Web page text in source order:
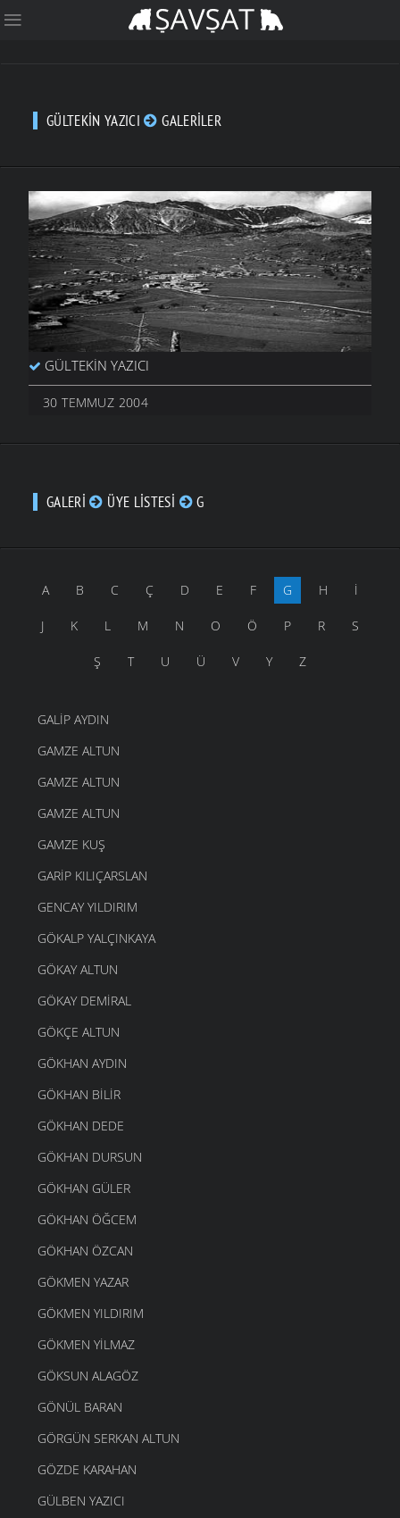
GÜLTEKIN YAZICI GALERILER
GÜLTEKIN YAZICI
30 TEMMUZ 2004
GALERI ÜYE LISTESI G
A B C Ç D E F G H İ
J K L M N O Ö P R S
Ş T U Ü V Y Z
GALIP AYDIN
GAMZE ALTUN
GAMZE ALTUN
GAMZE ALTUN
GAMZE KUŞ
GARIP KILIÇARSLAN
GENCAY YILDIRIM
GÖKALP YALÇINKAYA
GÖKAY ALTUN
GÖKAY DEMIRAL
GÖKÇE ALTUN
GÖKHAN AYDIN
GÖKHAN BILIR
GÖKHAN DEDE
GÖKHAN DURSUN
GÖKHAN GÜLER
GÖKHAN ÖĞCEM
GÖKHAN ÖZCAN
GÖKMEN YAZAR
GÖKMEN YILDIRIM
GÖKMEN YILMAZ
GÖKSUN ALAGÖZ
GÖNÜL BARAN
GÖRGÜN SERKAN ALTUN
GÖZDE KARAHAN
GÜLBEN YAZICI